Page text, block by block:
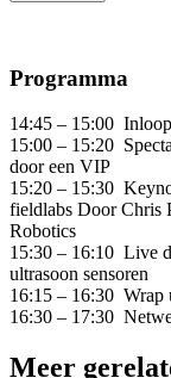
Programma
14:45 – 15:00 Inloop
15:00 – 15:20
door een VIP
15:20 – 15:30
fieldlabs Door Chris
Robotics
15:30 – 16:10 Live
ultrasoon sensoren
16:15 – 16:30 Wrap
16:30 – 17:30
Meer